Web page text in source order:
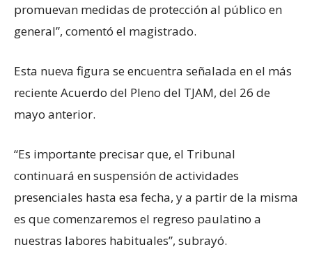
promuevan medidas de protección al público en
general”, comentó el magistrado.
Esta nueva figura se encuentra señalada en el más
reciente Acuerdo del Pleno del TJAM, del 26 de
mayo anterior.
“Es importante precisar que, el Tribunal
continuará en suspensión de actividades
presenciales hasta esa fecha, y a partir de la misma
es que comenzaremos el regreso paulatino a
nuestras labores habituales”, subrayó.